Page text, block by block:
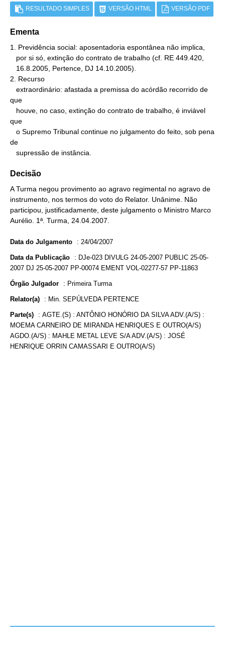
RESULTADO SIMPLES VERSÃO HTML VERSÃO PDF
Ementa
1. Previdência social: aposentadoria espontânea não implica,
2. Recurso
que
que
de
   supressão de instância.
Decisão
A Turma negou provimento ao agravo regimental no agravo de
instrumento, nos termos do voto do Relator. Unânime. Não
participou, justificadamente, deste julgamento o Ministro Marco
Aurélio. 1ª. Turma, 24.04.2007.
Data do Julgamento : 24/04/2007
Data da Publicação : DJe-023 DIVULG 24-05-2007 PUBLIC 25-05-
2007 DJ 25-05-2007 PP-00074 EMENT VOL-02277-57 PP-11863
Órgão Julgador : Primeira Turma
Relator(a) : Min. SEPÚLVEDA PERTENCE
Parte(s) : AGTE.(S) : ANTÔNIO HONÓRIO DA SILVA ADV.(A/S) :
MOEMA CARNEIRO DE MIRANDA HENRIQUES E OUTRO(A/S)
AGDO.(A/S) : MAHLE METAL LEVE S/A ADV.(A/S) : JOSÉ
HENRIQUE ORRIN CAMASSARI E OUTRO(A/S)